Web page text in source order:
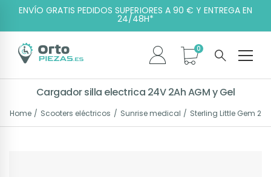
ENVÍO GRATIS PEDIDOS SUPERIORES A 90 € Y ENTREGA EN
24/48H*
Cargador silla electrica 24V 2Ah AGM y Gel
Home Scooters eléctricos Sunrise medical Sterling Little Gem 2